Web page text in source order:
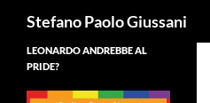
Stefano Paolo Giussani
LEONARDO ANDREBBE AL
PRIDE?